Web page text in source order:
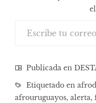
Publicada en
Etiquetado en
afrouruguayos, alerta,